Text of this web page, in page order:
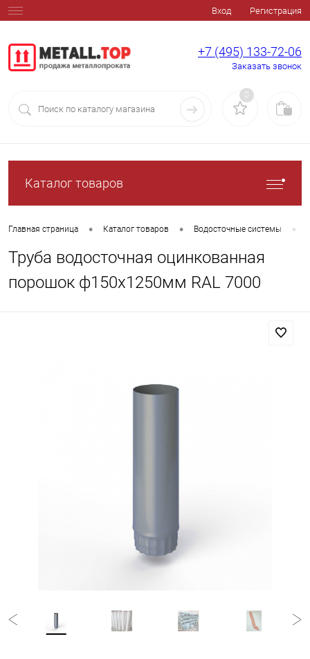
Вход Регистрация
+7 (495) 133-72-06
Заказать звонок
0
Каталог товаров
Главная страница • Каталог товаров • Водосточные системы •
Труба водосточная оцинкованная
порошок ф150х1250мм RAL 7000